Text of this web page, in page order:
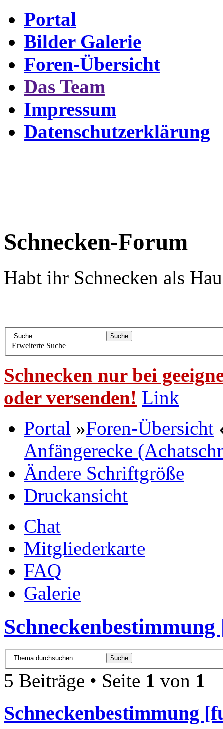
Portal
Bilder Galerie
Foren-Übersicht
Das Team
Impressum
Datenschutzerklärung
Schnecken-Forum
Habt ihr Schnecken als
Erweiterte Suche
Schnecken nur bei
oder versenden! Link
Portal »Foren-Übersicht
Anfängerecke
Ändere Schriftgröße
Druckansicht
Chat
Mitgliederkarte
FAQ
Galerie
5 Beiträge • Seite 1 von 1
Schneckenbestimmung